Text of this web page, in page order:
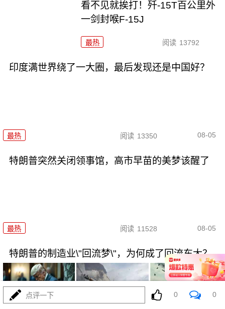
看不见就挨打！歼-15T百公里外
一剑封喉F-15J
最热 阅读 13792
印度满世界绕了一大圈，最后发现还是中国好？
最热 阅读 13350 08-05
特朗普突然关闭领事馆，高市早苗的美梦该醒了
最热 阅读 11528 08-05
特朗普的制造业\"回流梦\"，为何成了回流东大？
点评一下 0 0